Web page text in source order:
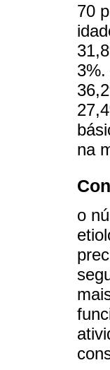
70
na
o